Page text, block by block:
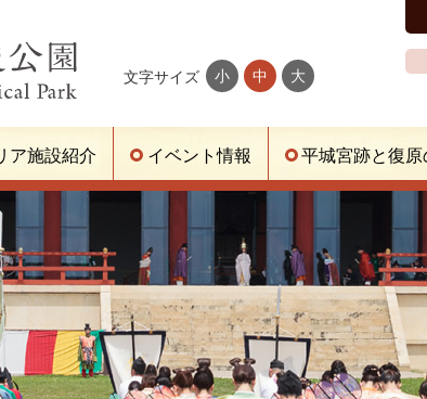
文字サイズ 小 中 大
ア施設紹介 イベント情報 平城宮跡と復原